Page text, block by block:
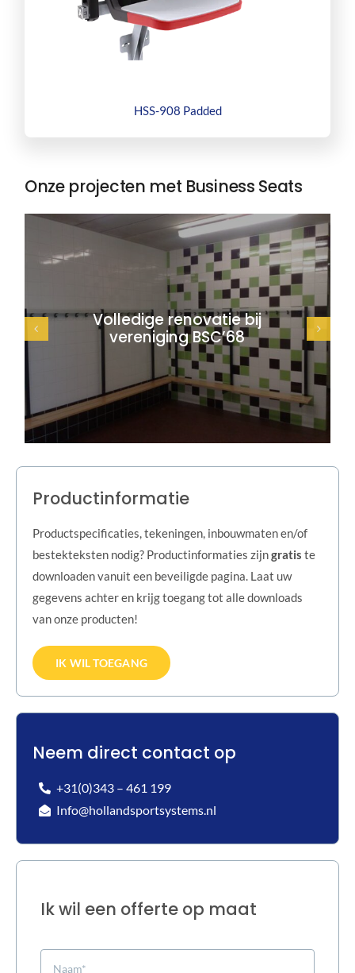
HSS-908 Padded
Onze projecten met Business Seats
Volledige renovatie bij
vereniging BSC’68
Productinformatie
Productspecificaties, tekeningen, inbouwmaten en/of
bestekteksten nodig? Productinformaties zijngratis te
downloaden vanuit een beveiligde pagina. Laat uw
gegevens achter en krijg toegang tot alle downloads
van onze producten!
IK WIL TOEGANG
Neem direct contact op
+31(0)343 – 461 199
Info@hollandsportsystems.nl
Ik wil een offerte op maat